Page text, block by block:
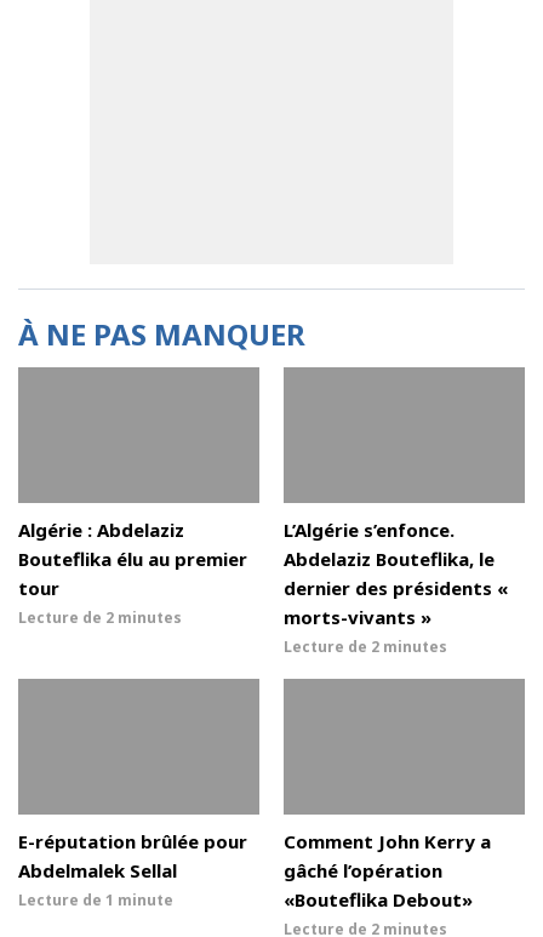
À NE PAS MANQUER
Algérie : Abdelaziz
Bouteflika élu au premier
tour
Lecture de 2 minutes
L’Algérie s’enfonce.
Abdelaziz Bouteflika, le
dernier des présidents «
morts-vivants »
Lecture de 2 minutes
E-réputation brûlée pour
Abdelmalek Sellal
Lecture de 1 minute
Comment John Kerry a
gâché l’opération
«Bouteflika Debout»
Lecture de 2 minutes